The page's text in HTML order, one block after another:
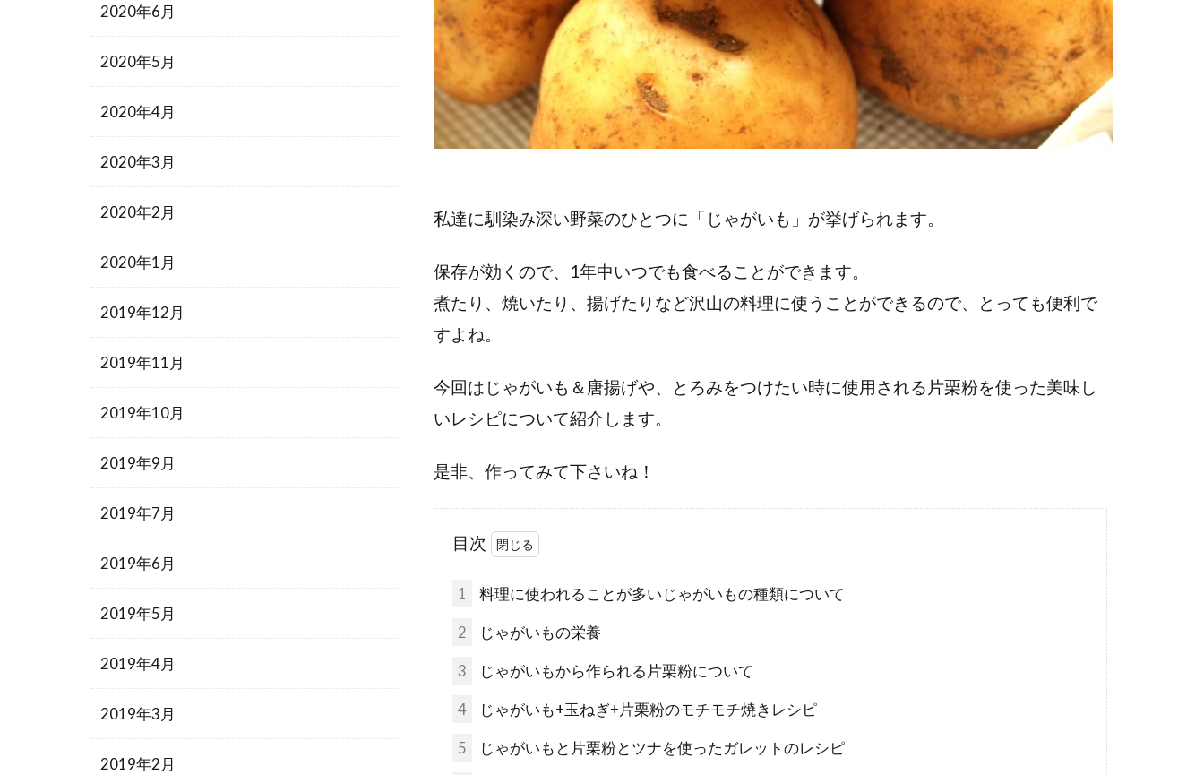
私達に馴染み深い野菜のひとつに「じゃがいも」が挙げられます。
保存が効くので、1年中いつでも食べることができます。
煮たり、焼いたり、揚げたりなど沢山の料理に使うことができるので、とっても便利で
すよね。
今回はじゃがいも＆唐揚げや、とろみをつけたい時に使用される片栗粉を使った美味し
いレシピについて紹介します。
是非、作ってみて下さいね！
目次
1 料理に使われることが多いじゃがいもの種類について
2 じゃがいもの栄養
3 じゃがいもから作られる片栗粉について
4 じゃがいも+玉ねぎ+片栗粉のモチモチ焼きレシピ
5 じゃがいもと片栗粉とツナを使ったガレットのレシピ
2020年6月
2020年5月
2020年4月
2020年3月
2020年2月
2020年1月
2019年12月
2019年11月
2019年10月
2019年9月
2019年7月
2019年6月
2019年5月
2019年4月
2019年3月
2019年2月